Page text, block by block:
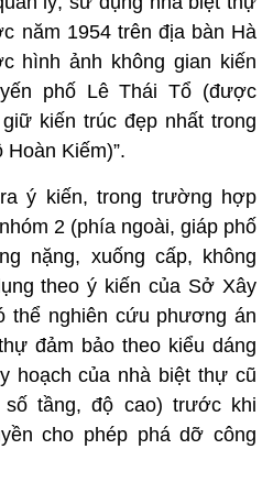
năm 1954 trên địa bàn Hà
hình ảnh không gian kiến
phố Lê Thái Tổ (được
kiến trúc đẹp nhất trong
Kiếm)”.
ý kiến, trong trường hợp
2 (phía ngoài, giáp phố
nặng, xuống cấp, không
theo ý kiến của Sở Xây
thể nghiên cứu phương án
đảm bảo theo kiểu dáng
hoạch của nhà biệt thự cũ
tầng, độ cao) trước khi
cho phép phá dỡ công